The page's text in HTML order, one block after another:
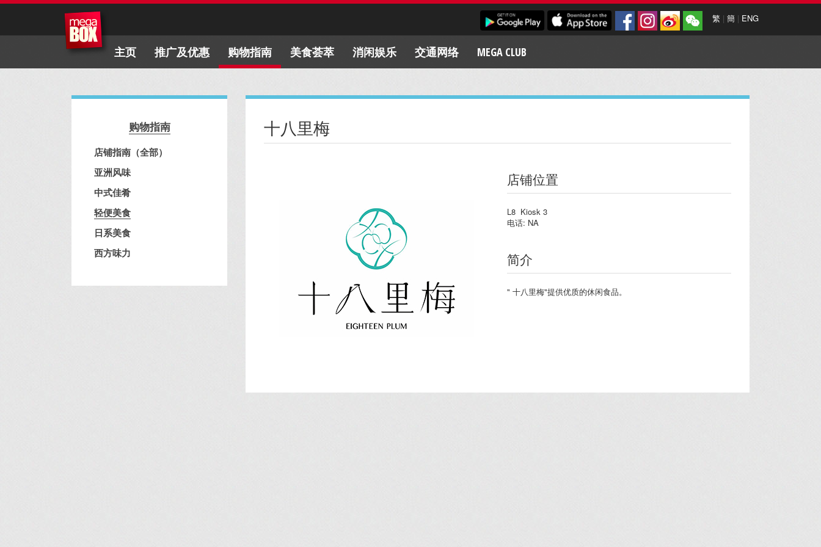
繁 | 簡 | ENG
主页 推广及优惠 购物指南 美食荟萃 消闲娱乐 交通网络 MEGA CLUB
购物指南
店铺指南（全部）
亚洲风味
中式佳肴
轻便美食
日系美食
西方味力
十八里梅
店铺位置
L8 Kiosk 3
电话: NA
简介
" 十八里梅"提供优质的休闲食品。